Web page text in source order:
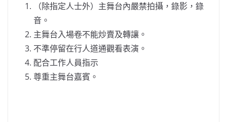
（除指定人士外）主舞台內嚴禁拍攝，錄影，錄
音。
主舞台入場卷不能炒賣及轉讓。
不準停留在行人道通觀看表演。
配合工作人員指示
尊重主舞台嘉賓。